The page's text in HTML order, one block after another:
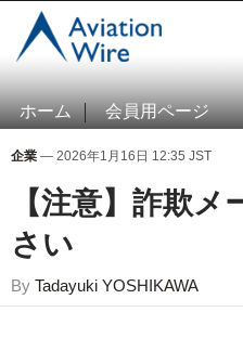
ホーム 会員用ページ
企業 — 2026年1月16日 12:35 JST
【注意】詐欺
さい
By Tadayuki YOSHIKAWA